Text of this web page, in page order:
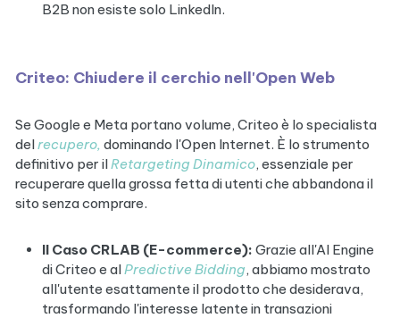
B2B non esiste solo LinkedIn.
Criteo: Chiudere il cerchio nell'Open Web
Se Google e Meta portano volume, Criteo è lo specialista
delrecupero, dominando l'Open Internet. È lo strumento
definitivo per ilRetargeting Dinamico, essenziale per
recuperare quella grossa fetta di utenti che abbandona il
sito senza comprare.
Il Caso CRLAB (E-commerce): Grazie all'AI Engine
di Criteo e alPredictive Bidding, abbiamo mostrato
all'utente esattamente il prodotto che desiderava,
trasformando l'interesse latente in transazioni